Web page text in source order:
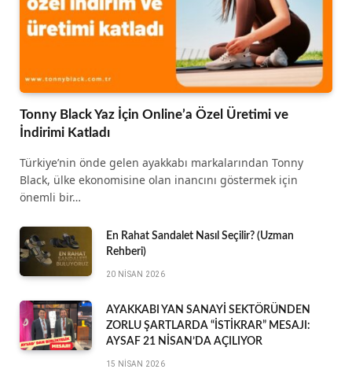
Tonny Black Yaz İçin Online’a Özel Üretimi ve
İndirimi Katladı
Türkiye’nin önde gelen ayakkabı markalarından Tonny
Black, ülke ekonomisine olan inancını göstermek için
önemli bir…
En Rahat Sandalet Nasıl Seçilir? (Uzman
Rehberi)
20 NISAN 2026
AYAKKABI YAN SANAYİ SEKTÖRÜNDEN
ZORLU ŞARTLARDA “İSTİKRAR” MESAJI:
AYSAF 21 NİSAN’DA AÇILIYOR
15 NISAN 2026